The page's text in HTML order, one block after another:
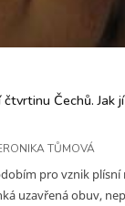
Čechů. Jak
TŮMOVÁ
pro vznik plísní
uzavřená obuv,